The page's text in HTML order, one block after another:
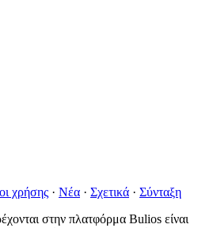
χρήσης · Νέα · Σχετικά · Σύνταξη
στην πλατφόρμα Bulios είναι